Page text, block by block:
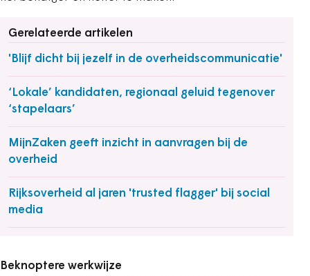
Gerelateerde artikelen
'Blijf dicht bij jezelf in de overheidscommunicatie'
‘Lokale’ kandidaten, regionaal geluid tegenover
‘stapelaars’
MijnZaken geeft inzicht in aanvragen bij de
overheid
Rijksoverheid al jaren 'trusted flagger' bij social
media
Beknoptere werkwijze